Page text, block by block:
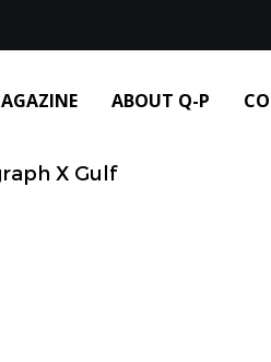
ABOUT Q-P
X Gulf